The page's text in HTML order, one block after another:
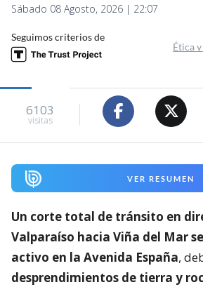
Sábado 08 Agosto, 2026 | 22:07
Seguimos criterios de
Ética
6103
visitas
VER RESUMEN
Un corte total de tránsito en
Valparaíso hacia Viña del Mar
activo en la Avenida España,
desprendimientos de tierra y